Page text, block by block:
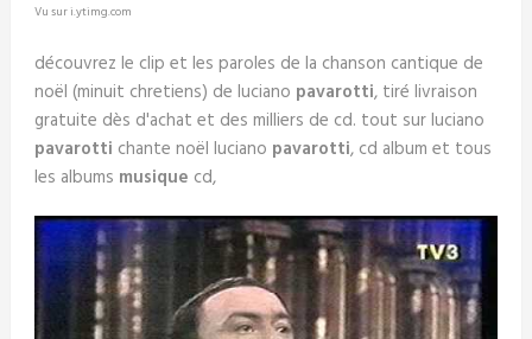
Vu sur i.ytimg.com
découvrez le clip et les paroles de la chanson cantique de
noël (minuit chretiens) de luciano pavarotti, tiré livraison
gratuite dès d'achat et des milliers de cd. tout sur luciano
pavarotti chante noël luciano pavarotti, cd album et tous
les albums musique cd,